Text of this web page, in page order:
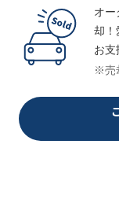
オー
却！
お支
※売